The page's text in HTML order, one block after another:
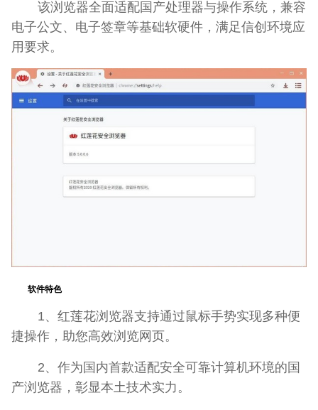
该浏览器全面适配国产处理器与操作系统，兼容
电子公文、电子签章等基础软硬件，满足信创环境应
用要求。
软件特色
1、红莲花浏览器支持通过鼠标手势实现多种便
捷操作，助您高效浏览网页。
2、作为国内首款适配安全可靠计算机环境的国
产浏览器，彰显本土技术实力。